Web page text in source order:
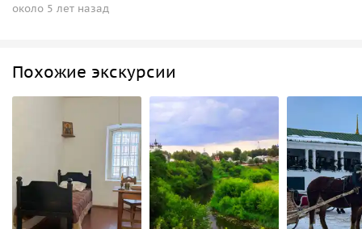
около 5 лет назад
Похожие экскурсии